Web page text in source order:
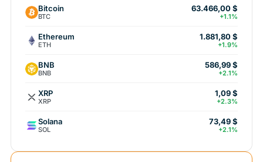
Bitcoin
BTC
63.466,00 $
+1.1%
Ethereum
ETH
1.881,80 $
+1.9%
BNB
BNB
586,99 $
+2.1%
XRP
XRP
1,09 $
+2.3%
Solana
SOL
73,49 $
+2.1%